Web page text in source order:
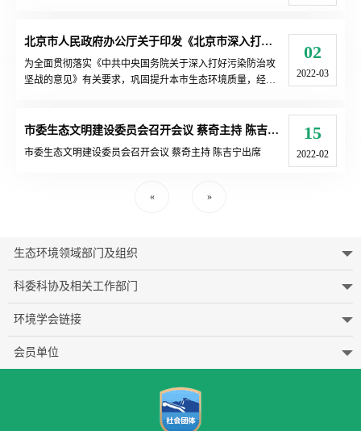
02
2022-03
北京市人民政府办公厅关于印发《北京市深入打好污染防治攻坚战2022年行动计划》的通知
为全面贯彻落实《中共中央国务院关于深入打好污染防治攻
坚战的意见》有关要求，巩固提升本市生态环境质量，经市
15
2022-02
市委生态文明建设委员会召开会议 蔡奇主持 陈吉宁出席
市委生态文明建设委员会召开会议 蔡奇主持 陈吉宁出席
« »
生态环境领域部门及组织
科委科协及相关工作部门
环境学会链接
会员单位